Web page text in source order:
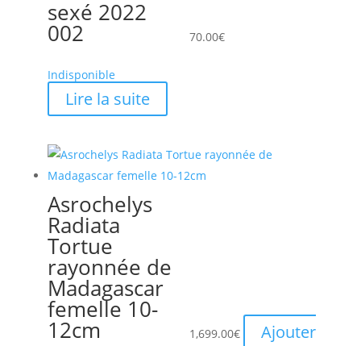
sexé 2022
002 70.00€
Indisponible
Lire la suite
Asrochelys
Radiata
Tortue
rayonnée de
Madagascar
femelle 10-
12cm 1,699.00€
Ajouter